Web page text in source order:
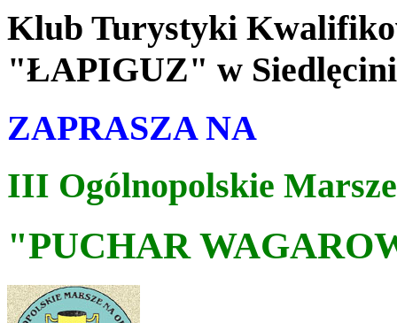
Klub Turystyki
"ŁAPIGUZ" w
ZAPRASZA NA
III Ogólnopolskie
"PUCHAR